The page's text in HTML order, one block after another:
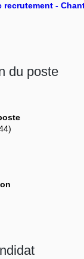
recrutement -
du poste